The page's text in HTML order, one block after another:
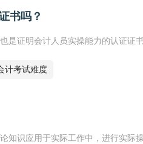
书吗？
是证明会计人员实操能力的认证证书
计考试难度
知识应用于实际工作中，进行实际